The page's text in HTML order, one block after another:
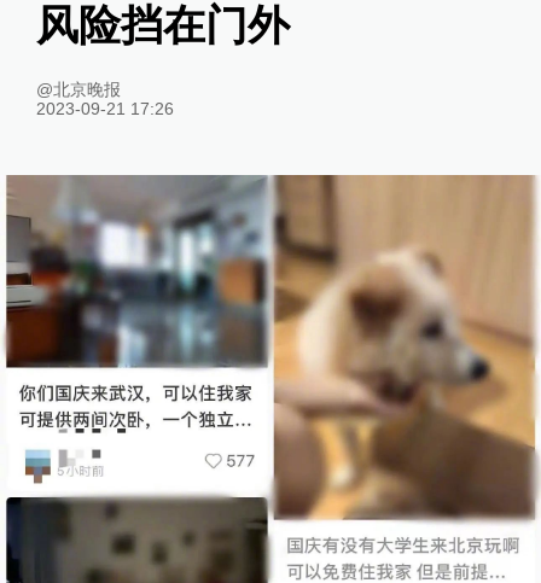
风险挡在门外
@北京晚报
2023-09-21 17:26